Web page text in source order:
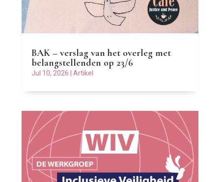
BAK – verslag van het overleg met
belangstellenden op 23/6
Jul 10, 2026 Artikel